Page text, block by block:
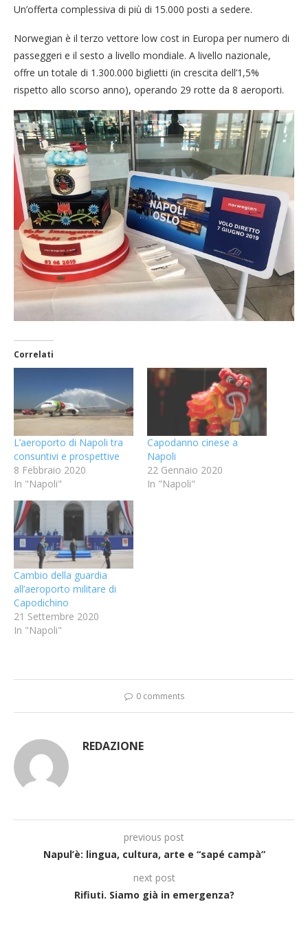
Un’offerta complessiva di più di 15.000 posti a sedere.
Norwegian è il terzo vettore low cost in Europa per numero di
passeggeri e il sesto a livello mondiale. A livello nazionale,
offre un totale di 1.300.000 biglietti (in crescita dell’1,5%
rispetto allo scorso anno), operando 29 rotte da 8 aeroporti.
Correlati
L’aeroporto di Napoli tra
consuntivi e prospettive
8 Febbraio 2020
In "Napoli"
Capodanno cinese a
Napoli
22 Gennaio 2020
In "Napoli"
Cambio della guardia
all’aeroporto militare di
Capodichino
21 Settembre 2020
In "Napoli"
0 comments
REDAZIONE
previous post
Napul’è: lingua, cultura, arte e “sapé campà”
next post
Rifiuti. Siamo già in emergenza?